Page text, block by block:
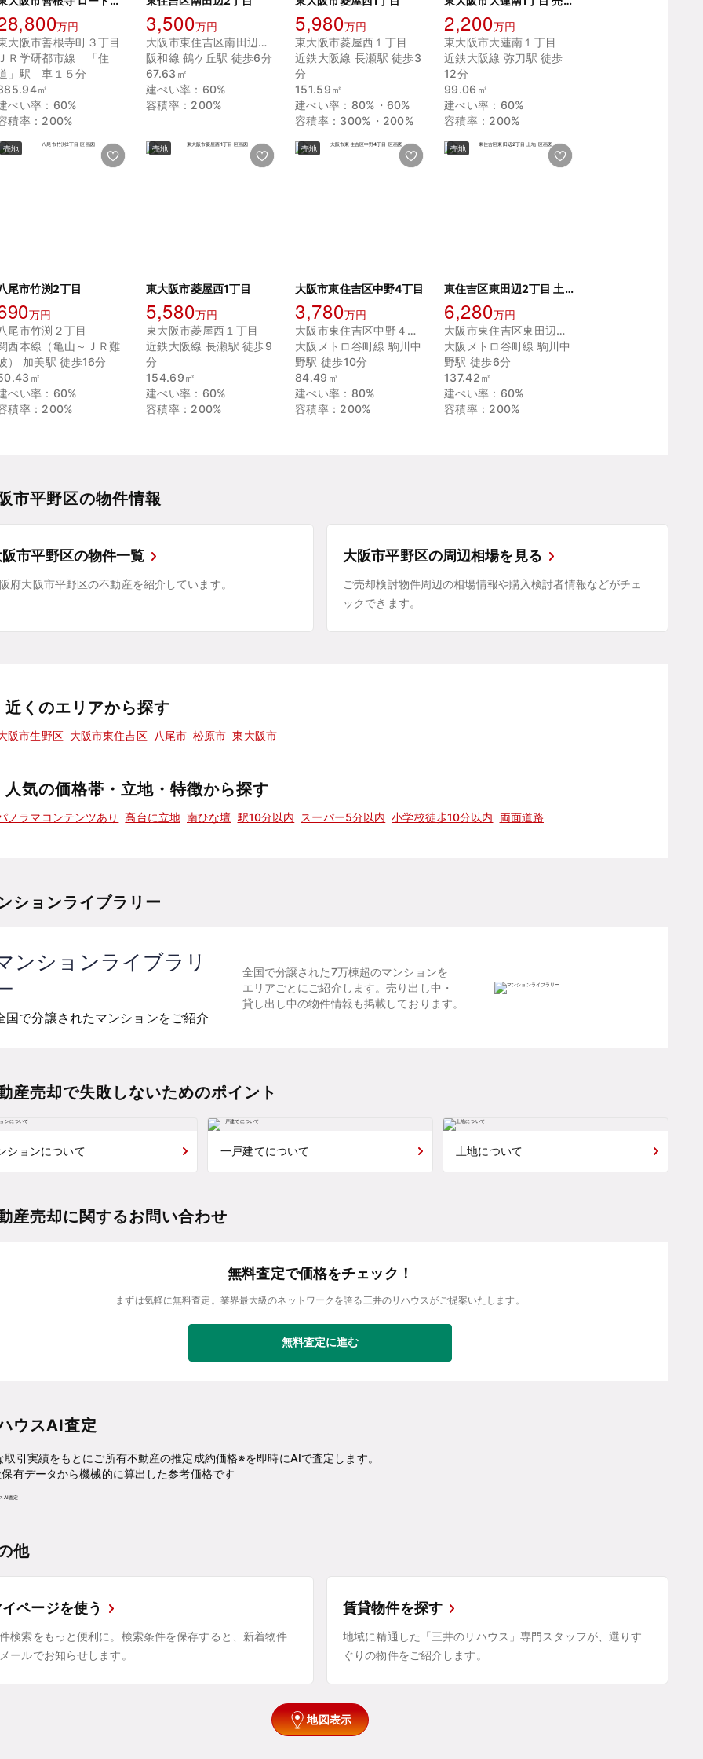
万円
大阪市善根寺町３丁目
Ｒ学研都市線 「住
」駅 車１５分
㎡
ぺい率：60%
積率：200%
3,500万円
大阪市東住吉区南田辺２丁目
阪和線 鶴ケ丘駅 徒歩6分
67.63㎡
建ぺい率：60%
容積率：200%
5,980万円
東大阪市菱屋西１丁目
近鉄大阪線 長瀬駅 徒歩3
分
151.59㎡
建ぺい率：80%・60%
容積率：300%・200%
2,200万円
東大阪市大蓮南１丁目
近鉄大阪線 弥刀駅 徒歩
12分
99.06㎡
建ぺい率：60%
容積率：200%
売地
尾市竹渕2丁目
万円
尾市竹渕２丁目
西本線（亀山～ＪＲ難
） 加美駅 徒歩16分
㎡
ぺい率：60%
積率：200%
売地
東大阪市菱屋西1丁目
5,580万円
東大阪市菱屋西１丁目
近鉄大阪線 長瀬駅 徒歩9
分
154.69㎡
建ぺい率：60%
容積率：200%
売地
大阪市東住吉区中野4丁目
3,780万円
大阪市東住吉区中野４丁目
大阪メトロ谷町線 駒川中
野駅 徒歩10分
84.49㎡
建ぺい率：80%
容積率：200%
売地
東住吉区東田辺2丁目 土地
6,280万円
大阪市東住吉区東田辺２丁目
大阪メトロ谷町線 駒川中
野駅 徒歩6分
137.42㎡
建ぺい率：60%
容積率：200%
市平野区の物件情報
市平野区の物件一覧
府大阪市平野区の不動産を紹介しています。
大阪市平野区の周辺相場を見る
ご売却検討物件周辺の相場情報や購入検討者情報などがチェ
ックできます。
近くのエリアから探す
阪市生野区 大阪市東住吉区 八尾市 松原市 東大阪市
人気の価格帯・立地・特徴から探す
ノラマコンテンツあり 高台に立地 南ひな壇 駅10分以内 スーパー5分以内 小学校徒歩10分以内 両面道路
ションライブラリー
ンションライブラリ
国で分譲されたマンションをご紹介
全国で分譲された7万棟超のマンションを
エリアごとにご紹介します。売り出し中・
貸し出し中の物件情報も掲載しております。
産売却で失敗しないためのポイント
ションについて 一戸建てについて 土地について
産売却に関するお問い合わせ
無料査定で価格をチェック！
まずは気軽に無料査定。業界最大級のネットワークを誇る三井のリハウスがご提案いたします。
無料査定に進む
ウスAI査定
取引実績をもとにご所有不動産の推定成約価格※を即時にAIで査定します。
有データから機械的に算出した参考価格です
他
ページを使う
検索をもっと便利に。検索条件を保存すると、新着物件
ールでお知らせします。
賃貸物件を探す
地域に精通した「三井のリハウス」専門スタッフが、選りす
ぐりの物件をご紹介します。
地図表示